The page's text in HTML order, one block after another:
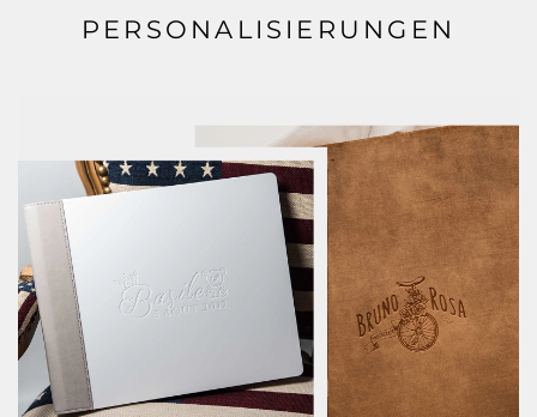
PERSONALISIERUNGEN